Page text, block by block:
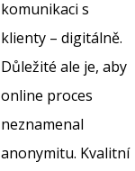
komunikaci s
klienty – digitálně.
Důležité ale je, aby
online proces
neznamenal
anonymitu. Kvalitní